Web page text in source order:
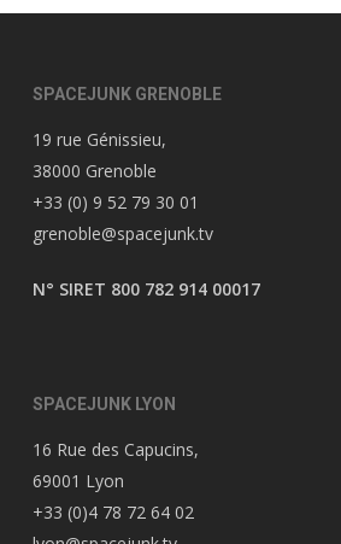
SPACEJUNK GRENOBLE
19 rue Génissieu,
38000 Grenoble
+33 (0) 9 52 79 30 01
grenoble@spacejunk.tv
N° SIRET 800 782 914 00017
SPACEJUNK LYON
16 Rue des Capucins,
69001 Lyon
+33 (0)4 78 72 64 02